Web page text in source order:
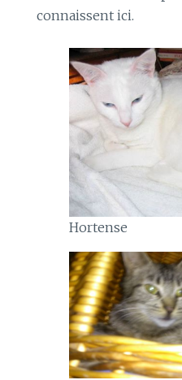
connaissent ici.
Hortense